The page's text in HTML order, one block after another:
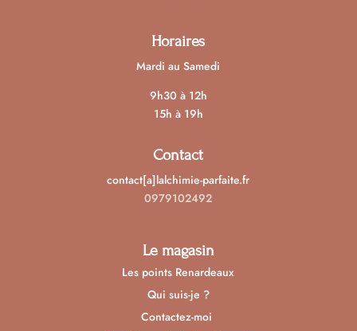
Horaires
Mardi au Samedi
9h30 à 12h
15h à 19h
Contact
contact[a]lalchimie-parfaite.fr
0979102492
Le magasin
Les points Renardeaux
Qui suis-je ?
Contactez-moi